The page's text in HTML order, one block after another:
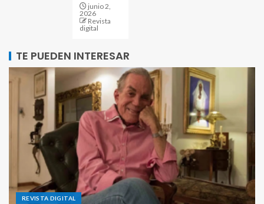
junio 2,
2026
Revista
digital
TE PUEDEN INTERESAR
REVISTA DIGITAL